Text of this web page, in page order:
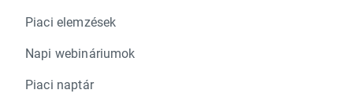
Piaci elemzések
Napi webináriumok
Piaci naptár